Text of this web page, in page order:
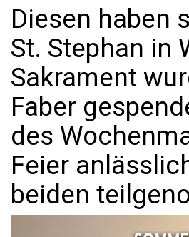
Diesen haben
St. Stephan in
Sakrament
Faber
des
Feier
beiden